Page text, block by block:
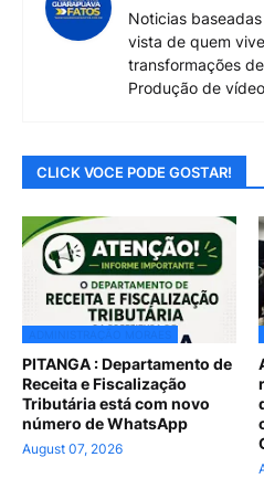
Noticias
vista de quem
transformações
Produção de
CLICK VOCE PODE GOSTAR!
PITANGA : Departamento de
Receita e Fiscalização
Tributária está com novo
número de WhatsApp
August 07, 2026